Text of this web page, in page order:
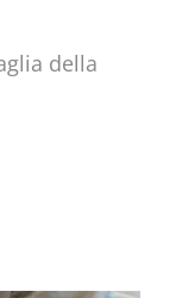
della
Cige